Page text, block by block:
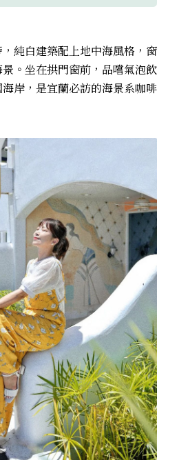
純白建築配上地中海風格，窗
。坐在拱門窗前，品嚐氣泡飲
岸，是宜蘭必訪的海景系咖啡